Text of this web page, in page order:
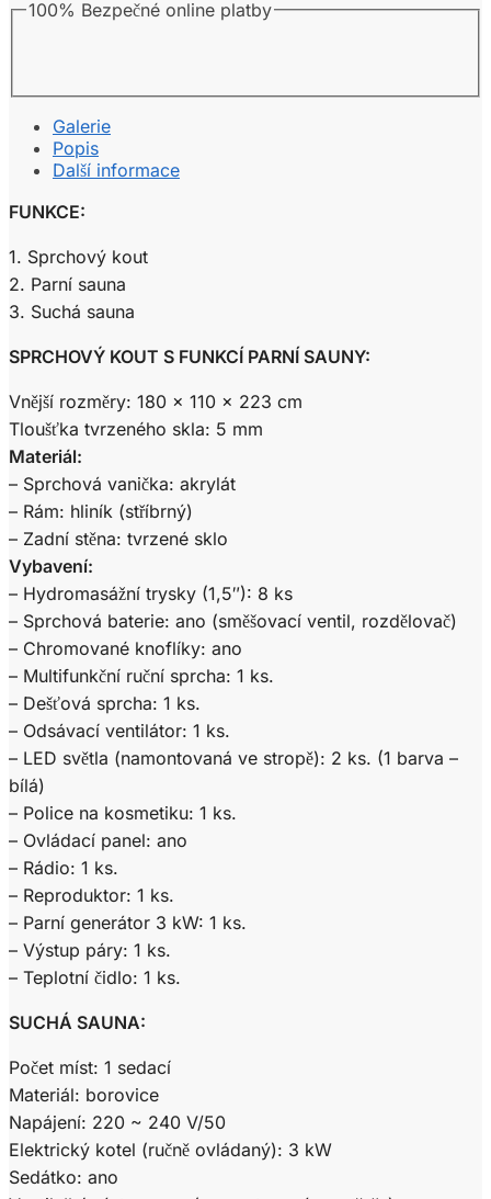
100% Bezpečné online platby
Galerie
Popis
Další informace
FUNKCE:
1. Sprchový kout
2. Parní sauna
3. Suchá sauna
SPRCHOVÝ KOUT S FUNKCÍ PARNÍ SAUNY:
Vnější rozměry: 180 x 110 x 223 cm
Tloušťka tvrzeného skla: 5 mm
Materiál:
– Sprchová vanička: akrylát
– Rám: hliník (stříbrný)
– Zadní stěna: tvrzené sklo
Vybavení:
– Hydromasážní trysky (1,5″): 8 ks
– Sprchová baterie: ano (směšovací ventil, rozdělovač)
– Chromované knoflíky: ano
– Multifunkční ruční sprcha: 1 ks.
– Dešťová sprcha: 1 ks.
– Odsávací ventilátor: 1 ks.
– LED světla (namontovaná ve stropě): 2 ks. (1 barva –
bílá)
– Police na kosmetiku: 1 ks.
– Ovládací panel: ano
– Rádio: 1 ks.
– Reproduktor: 1 ks.
– Parní generátor 3 kW: 1 ks.
– Výstup páry: 1 ks.
– Teplotní čidlo: 1 ks.
SUCHÁ SAUNA:
Počet míst: 1 sedací
Materiál: borovice
Napájení: 220 ~ 240 V/50
Elektrický kotel (ručně ovládaný): 3 kW
Sedátko: ano